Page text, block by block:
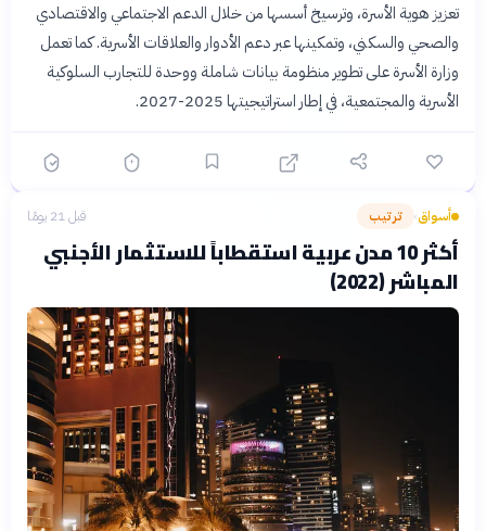
تعزيز هوية الأسرة، وترسيخ أسسها من خلال الدعم الاجتماعي والاقتصادي
والصحي والسكني، وتمكينها عبر دعم الأدوار والعلاقات الأسرية. كما تعمل
وزارة الأسرة على تطوير منظومة بيانات شاملة ووحدة للتجارب السلوكية
الأسرية والمجتمعية، في إطار استراتيجيتها 2025-2027.
أسواق› ترتيب قبل 21 يومًا
أكثر 10 مدن عربية استقطاباً للاستثمار الأجنبي
المباشر (2022)